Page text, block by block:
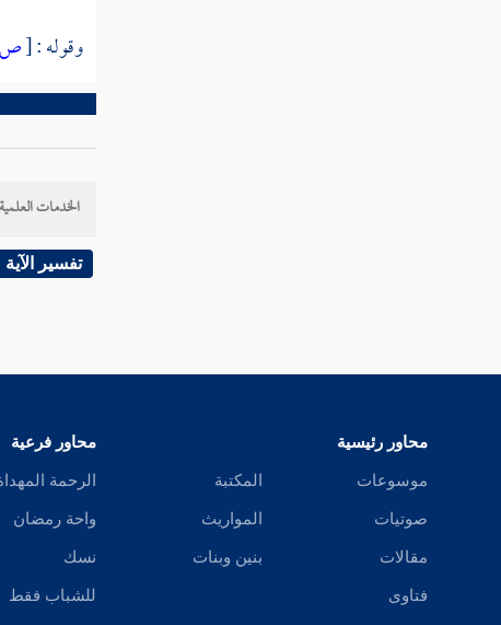
سورة الجاثية
سورة الأحقاف
وقوله :[
الخدمات العلمية
تفسير الآية
محاور رئيسية
موسوعات
صوتيات
مقالات
فتاوى
المكتبة
المواريث
بنين وبنات
محاور فرعية
الرحمة
واحة رمضان
نسك
للشباب فقط